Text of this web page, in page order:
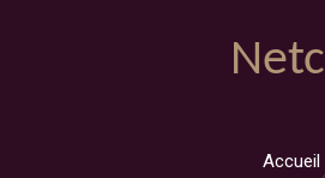
Accueil